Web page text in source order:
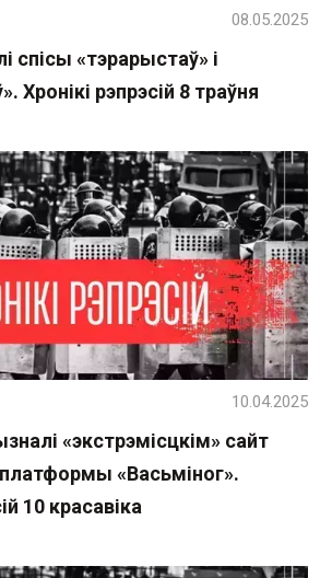
спісы «тэрарыстаў» і
Хронікі рэпрэсій 8 траўня
08.05.2025
«экстрэмісцкім» сайт
«Васьміног».
10 красавіка
10.04.2025